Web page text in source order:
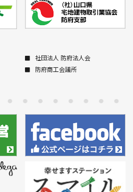
社団法人 防府法人会
防府商工会議所